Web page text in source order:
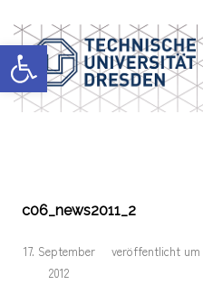
Werkzeugleiste öffnen
c06_news2011_2
veröffentlicht
17. September
2012
um